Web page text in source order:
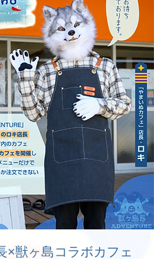
×獣ヶ島コラボカフェ